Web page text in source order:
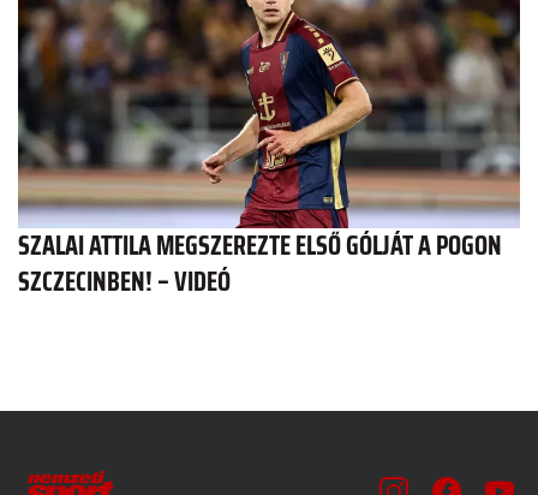
SZALAI ATTILA MEGSZEREZTE ELSŐ GÓLJÁT A POGON
SZCZECINBEN! – VIDEÓ